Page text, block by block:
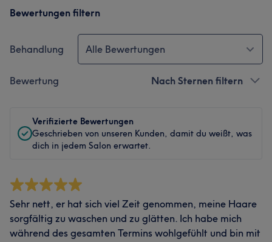
Bewertungen filtern
Behandlung Alle Bewertungen
Bewertung Nach Sternen filtern
Verifizierte Bewertungen
Geschrieben von unseren Kunden, damit du weißt, was
dich in jedem Salon erwartet.
Sehr nett, er hat sich viel Zeit genommen, meine Haare
sorgfältig zu waschen und zu glätten. Ich habe mich
während des gesamten Termins wohlgefühlt und bin mit